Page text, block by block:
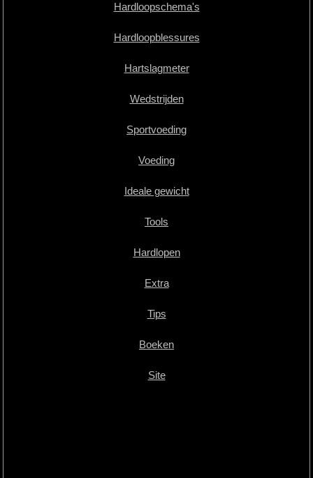
Hardloopschema's
Hardloopblessures
Hartslagmeter
Wedstrijden
Sportvoeding
Voeding
Ideale gewicht
Tools
Hardlopen
Extra
Tips
Boeken
Site